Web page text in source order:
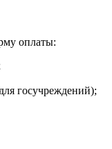
оплаты:
госучреждений);